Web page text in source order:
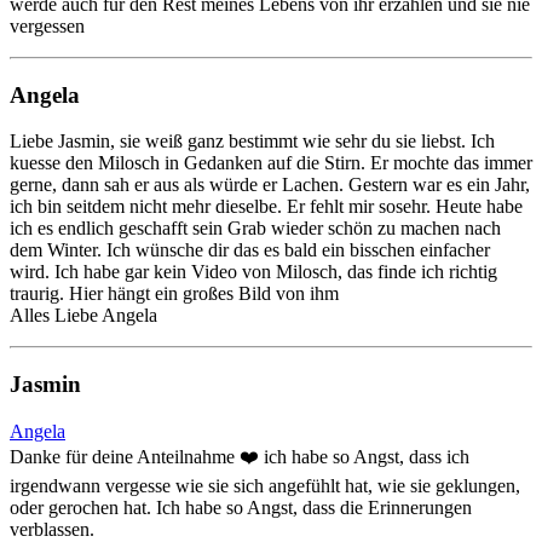
werde auch für den Rest meines Lebens von ihr erzählen und sie nie
vergessen
Angela
Liebe Jasmin, sie weiß ganz bestimmt wie sehr du sie liebst. Ich
kuesse den Milosch in Gedanken auf die Stirn. Er mochte das immer
gerne, dann sah er aus als würde er Lachen. Gestern war es ein Jahr,
ich bin seitdem nicht mehr dieselbe. Er fehlt mir sosehr. Heute habe
ich es endlich geschafft sein Grab wieder schön zu machen nach
dem Winter. Ich wünsche dir das es bald ein bisschen einfacher
wird. Ich habe gar kein Video von Milosch, das finde ich richtig
traurig. Hier hängt ein großes Bild von ihm
Alles Liebe Angela
Jasmin
Angela
Danke für deine Anteilnahme ❤️ ich habe so Angst, dass ich
irgendwann vergesse wie sie sich angefühlt hat, wie sie geklungen,
oder gerochen hat. Ich habe so Angst, dass die Erinnerungen
verblassen.